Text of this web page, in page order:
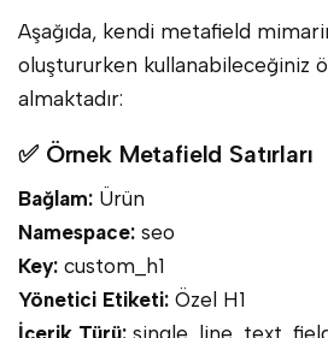
Aşağıda, kendi metafield
oluştururken kullanabileceğiniz
almaktadır:
✅ Örnek Metafield Satırları
Bağlam: Ürün
Namespace: seo
Key: custom_h1
Yönetici Etiketi: Özel H1
İçerik Türü: